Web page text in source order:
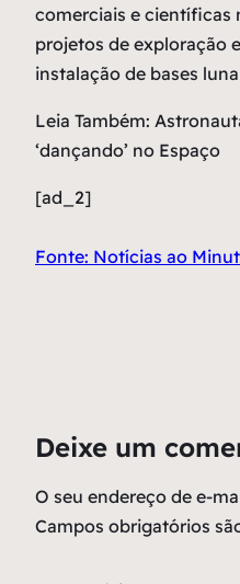
comerciais e científicas
projetos de exploração
instalação de bases
Leia Também:
‘dançando’ no Espaço
[ad_2]
Fonte: Notícias ao
Deixe um
O seu endereço de e-
Campos obrigatórios